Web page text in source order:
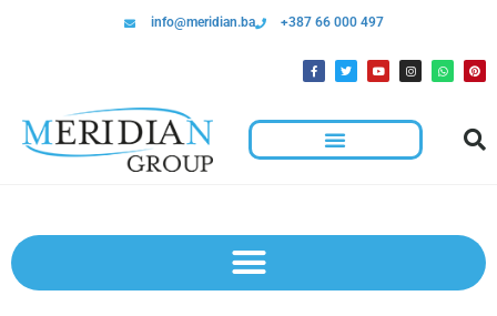
info@meridian.ba +387 66 000 497